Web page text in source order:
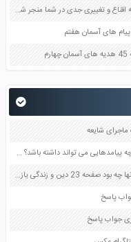
یکی از موثرترین پیام هایی را که دریافت کرده اید و به اقناع و تغییری جدی در شما منجر شده است برسی کنید و علت این تاثیر گذاری قابل توجه را بنویسید صفحه 52 تفکر و سواد رسانه ای دهم
شایعه
اگر بر اثر سهل انگاری آسیبی به خطوط لوله وارد شود چه پیامدهایی می تواند داشته باشد؟ صفحه 75 علوم هفتم
اهل کتاب با چه چیزی مخالفت کردند علت مخالفت آنها چه بود صفحه 23 دین و زندگی یازدهم
پاسخ
جواب پاسخ